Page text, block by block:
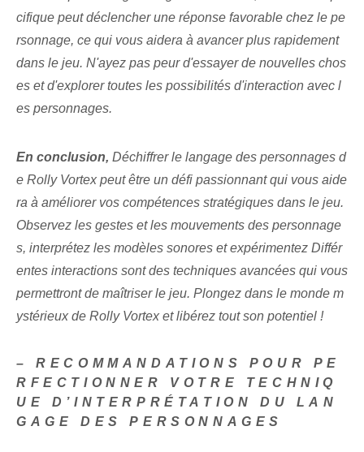
cifique peut déclencher une réponse favorable chez le pe
rsonnage, ce qui vous aidera à avancer plus rapidement
dans le ⁢jeu.⁢ N'ayez pas peur d'essayer de nouvelles chos
es et d'explorer toutes les possibilités d'interaction avec l
es personnages.
En conclusion, Déchiffrer le langage des personnages d
e Rolly Vortex peut être un défi passionnant qui vous aide
ra à améliorer vos compétences stratégiques dans le jeu.
Observez les gestes et les mouvements des personnage
s, interprétez les modèles sonores et expérimentez Différ
entes interactions sont des techniques avancées qui vous
permettront de maîtriser le jeu. Plongez dans le monde m
ystérieux de Rolly Vortex et libérez tout son potentiel !
– RECOMMANDATIONS POUR PE
RFECTIONNER VOTRE TECHNIQ
UE D’INTERPRÉTATION DU LAN
GAGE DES PERSONNAGES